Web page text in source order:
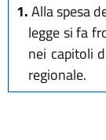
1.Alla spesa
legge si fa
nei capitoli
regionale.